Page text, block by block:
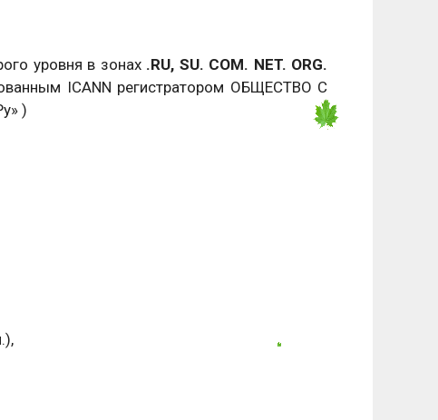
уровня в зонах .RU, SU. COM. NET. ORG.
ICANN регистратором ОБЩЕСТВО С
)